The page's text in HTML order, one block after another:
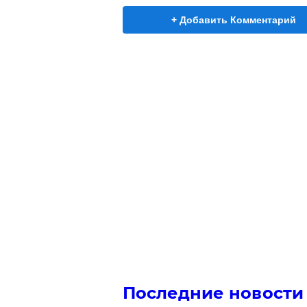
+ Добавить Комментарий
Последние новости